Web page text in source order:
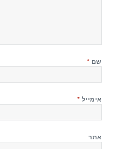
שם *
אימייל *
אתר